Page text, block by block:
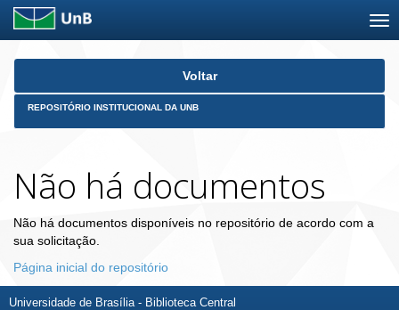
Skip
Voltar
REPOSITÓRIO INSTITUCIONAL DA UNB
Não há documentos
Não há documentos disponíveis no repositório de acordo com a
sua solicitação.
Página inicial do repositório
Universidade de Brasília - Biblioteca Central